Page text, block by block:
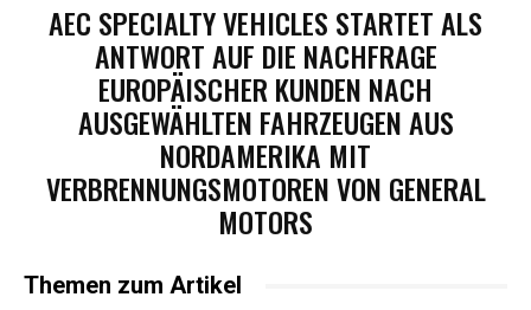
AEC SPECIALTY VEHICLES STARTET ALS
ANTWORT AUF DIE NACHFRAGE
EUROPÄISCHER KUNDEN NACH
AUSGEWÄHLTEN FAHRZEUGEN AUS
NORDAMERIKA MIT
VERBRENNUNGSMOTOREN VON GENERAL
MOTORS
Themen zum Artikel